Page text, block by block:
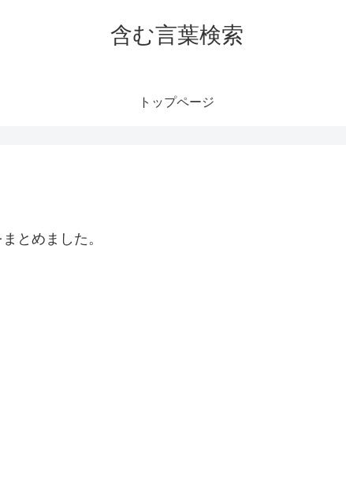
含む言葉検索
トップページ
とめました。